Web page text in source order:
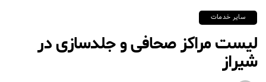
سایر خدمات
لیست مراکز صحافی و جلدسازی در
شیراز